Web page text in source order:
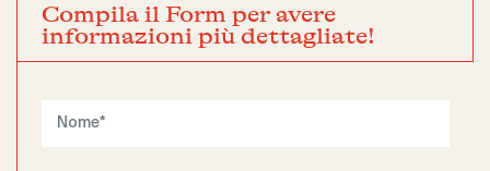
Compila il Form per avere
informazioni più dettagliate!